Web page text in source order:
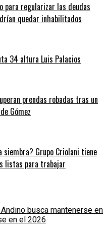
para regularizar las deudas
quedar inhabilitados
34 altura Luis Palacios
prendas robadas tras un
Gómez
siembra? Grupo Criolani tiene
listas para trabajar
busca mantenerse en
en el 2026